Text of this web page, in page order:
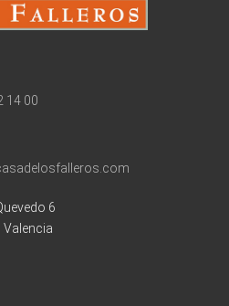
14 00
6
Valencia